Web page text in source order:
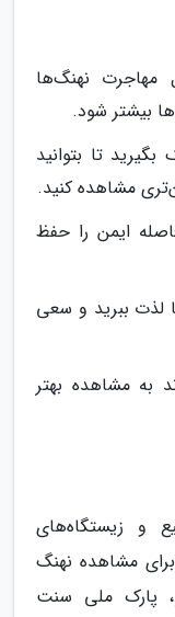
نهنگ‌ها
بیشتر شود.
تا بتوانید
مشاهده کنید.
ایمن را حفظ
لذت ببرید و سعی
به مشاهده بهتر
و زیستگاه‌های
مشاهده نهنگ
پارک ملی سنت